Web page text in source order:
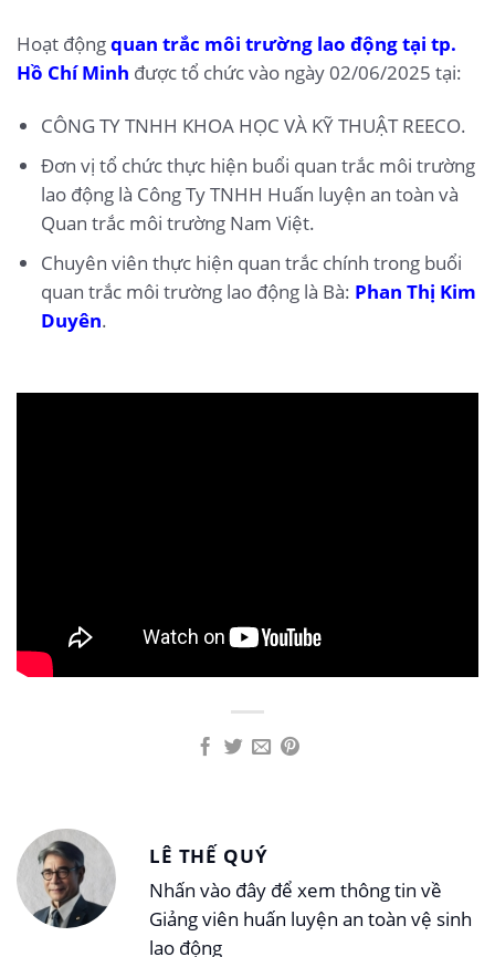
Hoạt độngquan trắc môi trường lao động tại tp.
Hồ Chí Minh được tổ chức vào ngày 02/06/2025 tại:
CÔNG TY TNHH KHOA HỌC VÀ KỸ THUẬT REECO.
Đơn vị tổ chức thực hiện buổi quan trắc môi trường
lao động là Công Ty TNHH Huấn luyện an toàn và
Quan trắc môi trường Nam Việt.
Chuyên viên thực hiện quan trắc chính trong buổi
quan trắc môi trường lao động là Bà: Phan Thị Kim
Duyên.
LÊ THẾ QUÝ
Nhấn vào đây để xem thông tin về
Giảng viên huấn luyện an toàn vệ sinh
lao động